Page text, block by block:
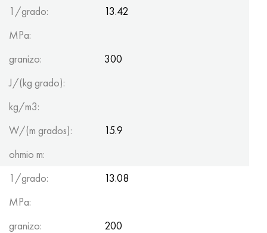
1/grado:
13.42
MPa:
granizo:
300
J/(kg grado):
kg/m3:
W/(m grados):
15.9
ohmio m:
1/grado:
13.08
MPa:
granizo:
200